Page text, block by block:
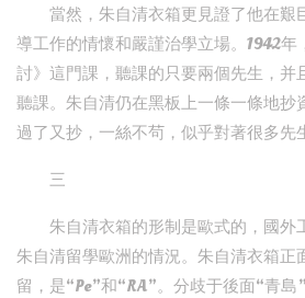
當然，朱自清衣箱更見證了他在艱
導工作的情懷和嚴謹治學立場。1942
討》這門課，聽課的只要兩個先生，并
聽課。朱自清仍在黑板上一條一條地抄
過了又抄，一絲不茍，似乎對著很多先
三
朱自清衣箱的形制是歐式的，國外
朱自清留學歐洲的情況。朱自清衣箱正
留，是“Pe”和“RA”。分歧于後面“青